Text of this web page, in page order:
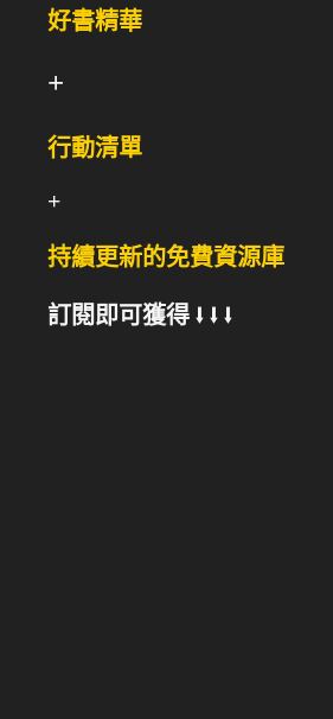
好書精華
+
行動清單
+
持續更新的免費資源庫
訂閱即可獲得 ⭣ ⭣ ⭣